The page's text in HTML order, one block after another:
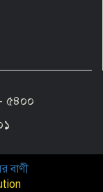
রেলওয়ের
দাবিতে মানববন্ধন
দায়ে ৩ যুবকের ৬
৫৪০০
বাণী